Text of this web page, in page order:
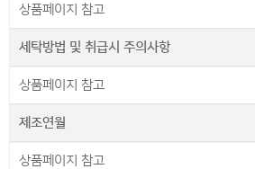
상품페이지 참고
세탁방법 및 취급시 주의사항
상품페이지 참고
제조연월
상품페이지 참고